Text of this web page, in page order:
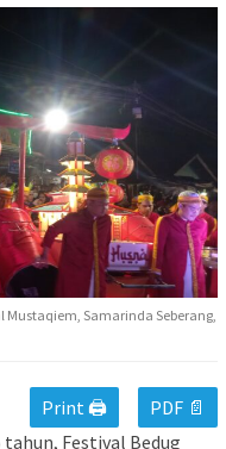
Mustaqiem, Samarinda Seberang,
Print 🖨
PDF 📄
Festival Bedug